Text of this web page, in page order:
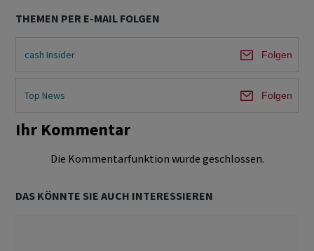
THEMEN PER E-MAIL FOLGEN
cash Insider Folgen
Top News Folgen
Ihr Kommentar
Die Kommentarfunktion wurde geschlossen.
DAS KÖNNTE SIE AUCH INTERESSIEREN